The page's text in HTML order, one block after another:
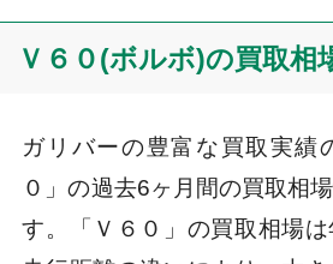
Ｖ６０(ボルボ)の買取相
ガリバーの豊富な買取実績
０」の過去6ヶ月間の買取相
す。「Ｖ６０」の買取相場は